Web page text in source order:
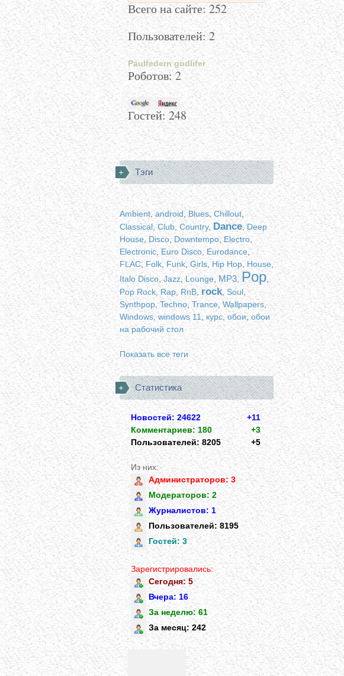
Всего на сайте: 252
Пользователей: 2
Paulfedern godlifer
Роботов: 2
Гостей:248
Тэги
Ambient,android,Blues, Chillout,
Classical,Club,Country,Dance,Deep
House,Disco,Downtempo,Electro,
Electronic, Euro Disco,Eurodance,
FLAC, Folk ,Funk,Girls Hip Hop,House,
Italo Disco,Jazz ,Lounge,MP3,Pop,
Pop Rock,Rap,RnB,rock, Soul,
Synthpop,Techno, Trance ,Wallpapers,
Windows,windows 11, курс,обои,обои
на рабочий стол
Показать все теги
Статистика
+11
Новостей: 24622
+3
Комментариев: 180
+5
Пользователей: 8205
Из них:
Администраторов: 3
Модераторов: 2
Журналистов: 1
Пользователей: 8195
Гостей: 3
Зарегистрировались:
Сегодня: 5
Вчера: 16
За неделю: 61
За месяц: 242